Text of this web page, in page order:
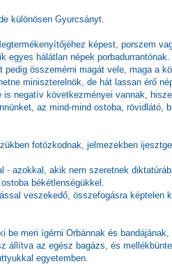
különösen Gyurcsányt.
képest, porszem
hálátlan népek porbadurrantónak.
összemérni magát vele, maga a
miniszterelnök, de hát lassan érő
negatív következményei vannak,
az mind-mind ostoba, rövidlátó,
fotózkodnak, jelmezekben
azokkal, akik nem szeretnek
békétlenségükkel.
veszekedő, összefogásra képtelen
meri ígérni Orbánnak és
állítva az egész bagázs, és
egyetemben.